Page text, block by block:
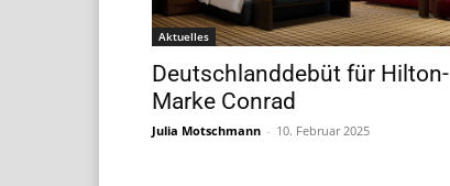
Aktuelles
Deutschlanddebüt für Hilton-
Marke Conrad
Julia Motschmann - 10. Februar 2025